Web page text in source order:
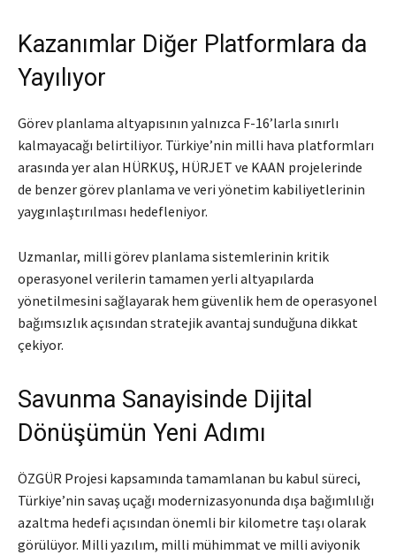
Kazanımlar Diğer Platformlara da
Yayılıyor
Görev planlama altyapısının yalnızca F-16’larla sınırlı
kalmayacağı belirtiliyor. Türkiye’nin milli hava platformları
arasında yer alan HÜRKUŞ, HÜRJET ve KAAN projelerinde
de benzer görev planlama ve veri yönetim kabiliyetlerinin
yaygınlaştırılması hedefleniyor.
Uzmanlar, milli görev planlama sistemlerinin kritik
operasyonel verilerin tamamen yerli altyapılarda
yönetilmesini sağlayarak hem güvenlik hem de operasyonel
bağımsızlık açısından stratejik avantaj sunduğuna dikkat
çekiyor.
Savunma Sanayisinde Dijital
Dönüşümün Yeni Adımı
ÖZGÜR Projesi kapsamında tamamlanan bu kabul süreci,
Türkiye’nin savaş uçağı modernizasyonunda dışa bağımlılığı
azaltma hedefi açısından önemli bir kilometre taşı olarak
görülüyor. Milli yazılım, milli mühimmat ve milli aviyonik